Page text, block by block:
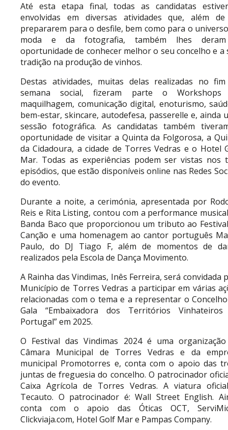
Até esta etapa final, todas as candidatas
envolvidas em diversas atividades que, além
prepararem para o desfile, bem como para o
moda e da fotografia, também lhes
oportunidade de conhecer melhor o seu concelho e a
tradição na produção de vinhos.
Destas atividades, muitas delas realizadas no
semana social, fizeram parte o Workshops
maquilhagem, comunicação digital, enoturismo,
bem-estar, skincare, autodefesa, passerelle e, ainda
sessão fotográfica. As candidatas também
oportunidade de visitar a Quinta da Folgorosa, a
da Cidadoura, a cidade de Torres Vedras e o Hotel
Mar. Todas as experiências podem ser vistas nos
episódios, que estão disponíveis online nas Redes
do evento.
Durante a noite, a cerimónia, apresentada por
Reis e Rita Listing, contou com a performance
Banda Baco que proporcionou um tributo ao
Canção e uma homenagem ao cantor português
Paulo, do DJ Tiago F, além de momentos de
realizados pela Escola de Dança Movimento.
A Rainha das Vindimas, Inês Ferreira, será convidada
Município de Torres Vedras a participar em várias
relacionadas com o tema e a representar o
Gala “Embaixadora dos Territórios
Portugal” em 2025.
O Festival das Vindimas 2024 é uma
Câmara Municipal de Torres Vedras e da
municipal Promotorres e, conta com o apoio das
juntas de freguesia do concelho. O patrocinador
Caixa Agrícola de Torres Vedras. A viatura
Tecauto. O patrocinador é: Wall Street English.
conta com o apoio das Óticas OCT,
Clickviaja.com, Hotel Golf Mar e Pampas Company.